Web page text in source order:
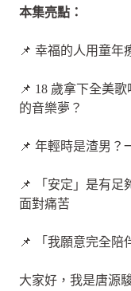
本集亮點：
📌 幸福的人用童年
📌 18 歲拿下全美
的音樂夢？
📌 年輕時是渣男？
📌 「安定」是有足
面對痛苦
📌 「我願意完全陪
大家好，我是唐源